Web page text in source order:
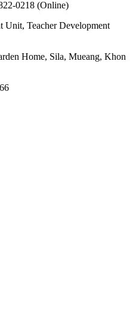
0218 (Online)
Unit, Teacher Development
Home, Sila, Mueang, Khon